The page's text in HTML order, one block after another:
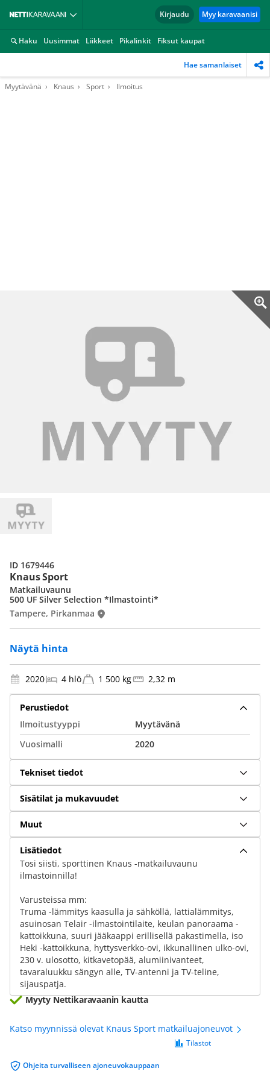
Kirjaudu Myy karavaanisi
Haku Uusimmat Liikkeet Pikalinkit Fiksut kaupat
Hae samanlaiset
Myytävänä Knaus Sport Ilmoitus
Knaus Sport
Näytä hinta
Matkailuvaunu
500 UF Silver Selection *Ilmastointi*
Tampere, Pirkanmaa
ID 1679446
2020 4 hlö 1 500 kg 2,32 m
Perustiedot
Ilmoitustyyppi
Myytävänä
Vuosimalli
2020
Tekniset tiedot
Sisätilat ja mukavuudet
Muut
Lisätiedot
Tosi siisti, sporttinen Knaus -matkailuvaunu
ilmastoinnilla!
Varusteissa mm:
Truma -lämmitys kaasulla ja sähköllä, lattialämmitys,
asuinosan Telair -ilmastointilaite, keulan panoraama -
kattoikkuna, suuri jääkaappi erillisellä pakastimella, iso
Heki -kattoikkuna, hyttysverkko-ovi, ikkunallinen ulko-ovi,
230 v. ulosotto, kitkavetopää, alumiinivanteet,
tavaraluukku sängyn alle, TV-antenni ja TV-teline,
sijauspatja.
Myyty Nettikaravaanin kautta
Katso myynnissä olevat Knaus Sport matkailuajoneuvot
Ohjeita turvalliseen ajoneuvokauppaan
Tilastot